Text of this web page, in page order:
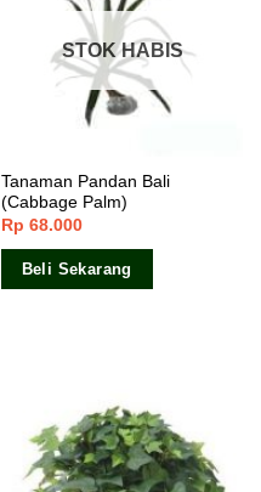
STOK HABIS
Tanaman Pandan Bali
(Cabbage Palm)
Rp 68.000
Beli Sekarang